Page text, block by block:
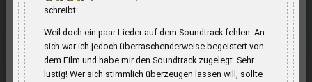
schreibt:
Weil doch ein paar Lieder auf dem Soundtrack fehlen. An
sich war ich jedoch überraschenderweise begeistert von
dem Film und habe mir den Soundtrack zugelegt. Sehr
lustig! Wer sich stimmlich überzeugen lassen will, sollte